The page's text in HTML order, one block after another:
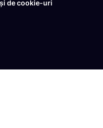
și de cookie-uri